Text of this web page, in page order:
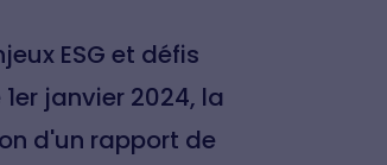
ESG et défis
janvier 2024, la
d'un rapport de